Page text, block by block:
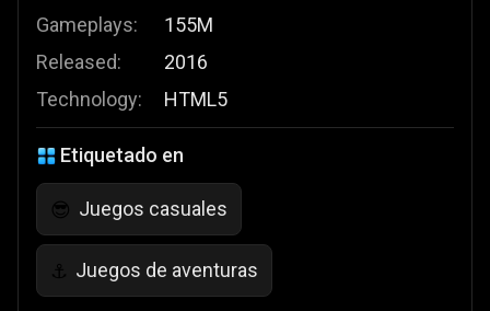
Gameplays:
Released:
Technology:
155M
2016
HTML5
Etiquetado en
😎 Juegos casuales
⚓ Juegos de aventuras